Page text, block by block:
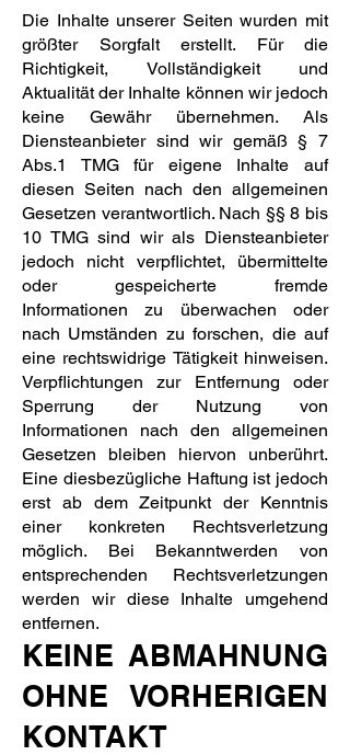
Die Inhalte unserer Seiten wurden mit
größter Sorgfalt erstellt. Für die
Richtigkeit, Vollständigkeit und
Aktualität der Inhalte können wir jedoch
keine Gewähr übernehmen. Als
Diensteanbieter sind wir gemäß § 7
Abs.1 TMG für eigene Inhalte auf
diesen Seiten nach den allgemeinen
Gesetzen verantwortlich. Nach §§ 8 bis
10 TMG sind wir als Diensteanbieter
jedoch nicht verpflichtet, übermittelte
oder gespeicherte fremde
Informationen zu überwachen oder
nach Umständen zu forschen, die auf
eine rechtswidrige Tätigkeit hinweisen.
Verpflichtungen zur Entfernung oder
Sperrung der Nutzung von
Informationen nach den allgemeinen
Gesetzen bleiben hiervon unberührt.
Eine diesbezügliche Haftung ist jedoch
erst ab dem Zeitpunkt der Kenntnis
einer konkreten Rechtsverletzung
möglich. Bei Bekanntwerden von
entsprechenden Rechtsverletzungen
werden wir diese Inhalte umgehend
entfernen.
KEINE ABMAHNUNG
OHNE VORHERIGEN
KONTAKT